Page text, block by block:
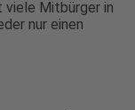
viele Mitbürger in
nur einen